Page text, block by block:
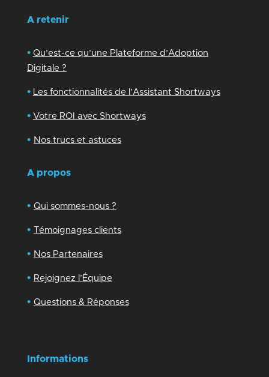
A retenir
• Qu’est-ce qu’une Plateforme d’Adoption
Digitale ?
• Les fonctionnalités de l’Assistant Shortways
• Votre ROI avec Shortways
• Nos trucs et astuces
A propos
• Qui sommes-nous ?
• Témoignages clients
• Nos Partenaires
• Rejoignez l’Équipe
• Questions & Réponses
Informations